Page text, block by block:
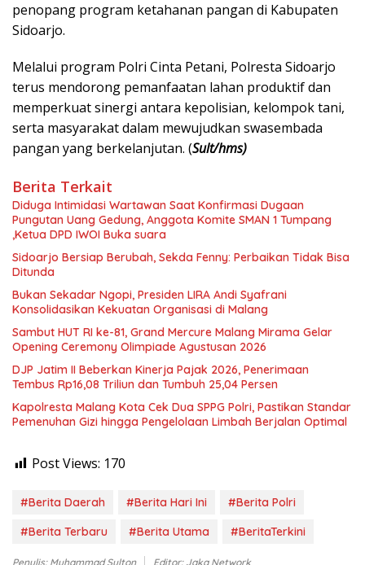
penopang program ketahanan pangan di Kabupaten
Sidoarjo.
Melalui program Polri Cinta Petani, Polresta Sidoarjo
terus mendorong pemanfaatan lahan produktif dan
memperkuat sinergi antara kepolisian, kelompok tani,
serta masyarakat dalam mewujudkan swasembada
pangan yang berkelanjutan. (Sult/hms)
Berita Terkait
Diduga Intimidasi Wartawan Saat Konfirmasi Dugaan
Pungutan Uang Gedung, Anggota Komite SMAN 1 Tumpang
,Ketua DPD IWOI Buka suara
Sidoarjo Bersiap Berubah, Sekda Fenny: Perbaikan Tidak Bisa
Ditunda
Bukan Sekadar Ngopi, Presiden LIRA Andi Syafrani
Konsolidasikan Kekuatan Organisasi di Malang
Sambut HUT RI ke-81, Grand Mercure Malang Mirama Gelar
Opening Ceremony Olimpiade Agustusan 2026
DJP Jatim II Beberkan Kinerja Pajak 2026, Penerimaan
Tembus Rp16,08 Triliun dan Tumbuh 25,04 Persen
Kapolresta Malang Kota Cek Dua SPPG Polri, Pastikan Standar
Pemenuhan Gizi hingga Pengelolaan Limbah Berjalan Optimal
Post Views: 170
#Berita Daerah #Berita Hari Ini
#Berita Polri
#Berita Terbaru
#Berita Utama #BeritaTerkini
Penulis: Muhammad Sulton Editor: Jaka Network